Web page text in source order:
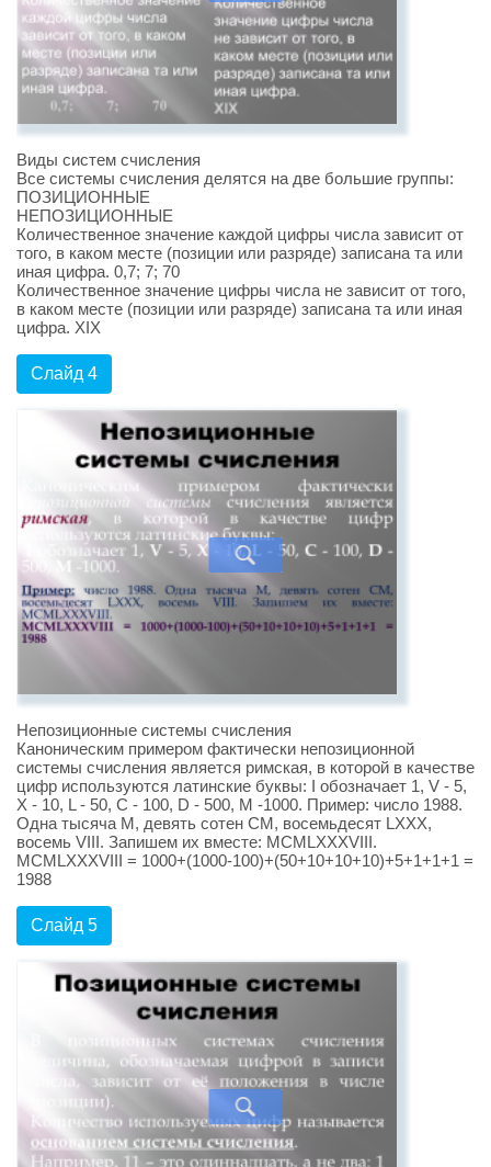
Виды систем счисления
Все системы счисления делятся на две большие группы:
ПОЗИЦИОННЫЕ
НЕПОЗИЦИОННЫЕ
Количественное значение каждой цифры числа зависит от
того, в каком месте (позиции или разряде) записана та или
иная цифра. 0,7; 7; 70
Количественное значение цифры числа не зависит от того,
в каком месте (позиции или разряде) записана та или иная
цифра. XIX
Слайд 4
Непозиционные системы счисления
Каноническим примером фактически непозиционной
системы счисления является римская, в которой в качестве
цифр используются латинские буквы: I обозначает 1, V - 5,
X - 10, L - 50, C - 100, D - 500, M -1000. Пример: число 1988.
Одна тысяча M, девять сотен CM, восемьдесят LXXX,
восемь VIII. Запишем их вместе: MCMLXXXVIII.
MCMLXXXVIII = 1000+(1000-100)+(50+10+10+10)+5+1+1+1 =
1988
Слайд 5